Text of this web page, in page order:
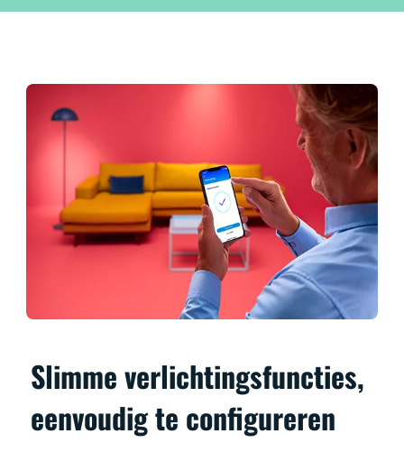
Slimme verlichtingsfuncties,
eenvoudig te configureren